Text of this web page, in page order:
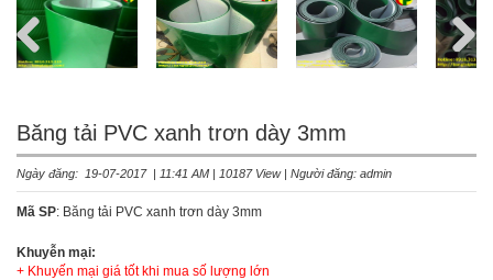
Băng tải PVC xanh trơn dày 3mm
Ngày đăng: 19-07-2017 | 11:41 AM | 10187 View | Người đăng: admin
Mã SP: Băng tải PVC xanh trơn dày 3mm
Khuyễn mại:
+ Khuyến mại giá tốt khi mua số lượng lớn